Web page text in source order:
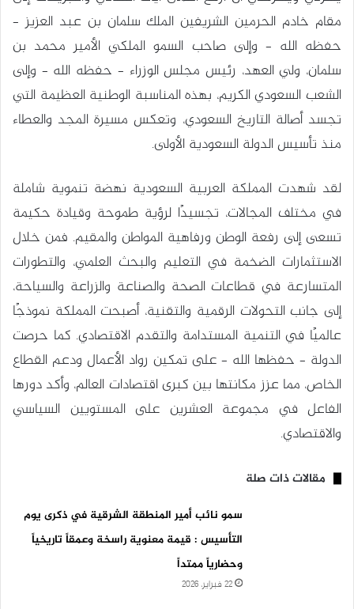
مقام خادم الحرمين الشريفين الملك سلمان بن عبد العزيز –
حفظه الله – وإلى صاحب السمو الملكي الأمير محمد بن
سلمان، ولي العهد، رئيس مجلس الوزراء – حفظه الله – وإلى
الشعب السعودي الكريم، بهذه المناسبة الوطنية العظيمة التي
تجسد أصالة التاريخ السعودي، وتعكس مسيرة المجد والعطاء
منذ تأسيس الدولة السعودية الأولى.
لقد شهدت المملكة العربية السعودية نهضة تنموية شاملة
في مختلف المجالات، تجسيدًا لرؤية طموحة وقيادة حكيمة
تسعى إلى رفعة الوطن ورفاهية المواطن والمقيم. فمن خلال
الاستثمارات الضخمة في التعليم والبحث العلمي، والتطورات
المتسارعة في قطاعات الصحة والصناعة والزراعة والسياحة،
إلى جانب التحولات الرقمية والتقنية، أصبحت المملكة نموذجًا
عالميًا في التنمية المستدامة والتقدم الاقتصادي. كما حرصت
الدولة – حفظها الله – على تمكين رواد الأعمال ودعم القطاع
الخاص، مما عزز مكانتها بين كبرى اقتصادات العالم، وأكد دورها
الفاعل في مجموعة العشرين على المستويين السياسي
والاقتصادي.
مقالات ذات صلة
سمو نائب أمير المنطقة الشرقية في ذكرى يوم
التأسيس : قيمة معنوية راسخة وعمقاً تاريخياً
وحضارياً ممتداً
22 فبراير، 2026